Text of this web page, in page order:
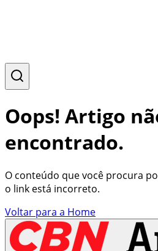
Oops! Artigo
encontrado.
O conteúdo que você procura
o link está incorreto.
Voltar para a Home